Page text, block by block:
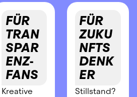
FÜR
TRAN
SPAR
ENZ-
FANS
Kreative
FÜR
ZUKU
NFTS
DENK
ER
Stillstand?